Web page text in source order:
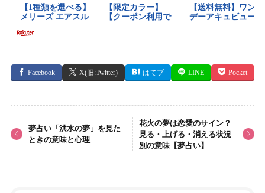
Facebook X(旧:Twitter) はてブ LINE Pocket
夢占い「洪水の夢」を見た
ときの意味と心理
花火の夢は恋愛のサイン？
見る・上げる・消える状況
別の意味【夢占い】